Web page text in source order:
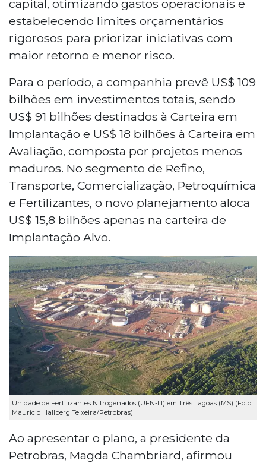
capital, otimizando gastos operacionais e
estabelecendo limites orçamentários
rigorosos para priorizar iniciativas com
maior retorno e menor risco.
Para o período, a companhia prevê US$ 109
bilhões em investimentos totais, sendo
US$ 91 bilhões destinados à Carteira em
Implantação e US$ 18 bilhões à Carteira em
Avaliação, composta por projetos menos
maduros. No segmento de Refino,
Transporte, Comercialização, Petroquímica
e Fertilizantes, o novo planejamento aloca
US$ 15,8 bilhões apenas na carteira de
Implantação Alvo.
Unidade de Fertilizantes Nitrogenados (UFN-III) em Três Lagoas (MS) (Foto:
Mauricio Hallberg Teixeira/Petrobras)
Ao apresentar o plano, a presidente da
Petrobras, Magda Chambriard, afirmou